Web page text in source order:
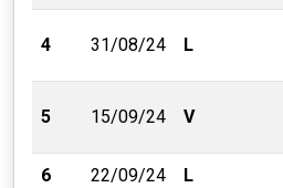
4 31/08/24 L
5 15/09/24 V
6 22/09/24 L